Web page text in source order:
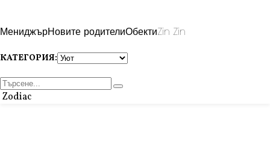
МениджърНовите родителиОбектиZin Zin
КАТЕГОРИЯ:
Zodiac